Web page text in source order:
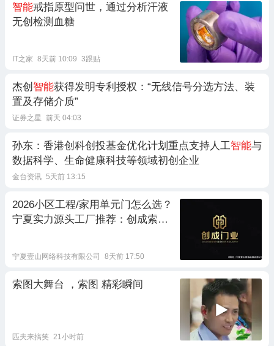
智能戒指原型问世，通过分析汗液
无创检测血糖
IT之家 8天前 10:09 3跟贴
杰创 智能获得发明专利授权：“无线信号分选方法、装
置及存储介质”
证券之星 前天 04:03
孙东：香港创科创投基金优化计划重点支持人工智能与
数据科学、生命健康科技等领域初创企业
金台资讯 5天前 13:15
2026小区工程/家用单元门怎么选？
宁夏实力源头工厂推荐：创成索福
宁夏壹山网络科技有限公司 8天前 17:50
索图大舞台 ，索图 精彩瞬间
匹夫来搞笑 21小时前